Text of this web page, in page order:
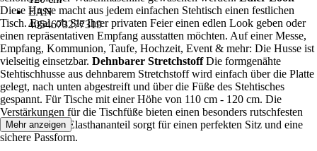
EAN
4054673277319
Diese Husse macht aus jedem einfachen Stehtisch einen festlichen
Tisch. Egal, ob Sie Ihrer privaten Feier einen edlen Look geben oder
einen repräsentativen Empfang ausstatten möchten. Auf einer Messe,
Empfang, Kommunion, Taufe, Hochzeit, Event & mehr: Die Husse ist
vielseitig einsetzbar. Dehnbarer StretchstoffDie formgenähte
Stehtischhusse aus dehnbarem Stretchstoff wird einfach über die Platte
gelegt, nach unten abgestreift und über die Füße des Stehtisches
gespannt. Für Tische mit einer Höhe von 110 cm - 120 cm. Die
Verstärkungen für die Tischfüße bieten einen besonders rutschfesten
Halt. Der 10% Elasthananteil sorgt für einen perfekten Sitz und eine
sichere Passform.
Mehr anzeigen